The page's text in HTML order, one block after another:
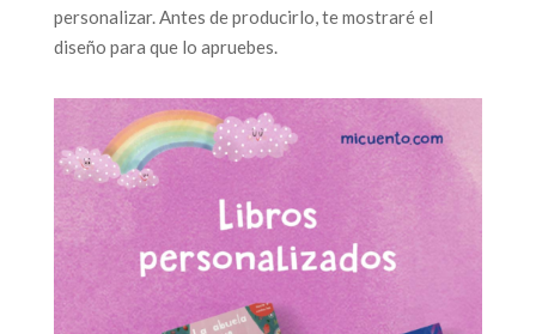
personalizar. Antes de producirlo, te mostraré el
diseño para que lo apruebes.